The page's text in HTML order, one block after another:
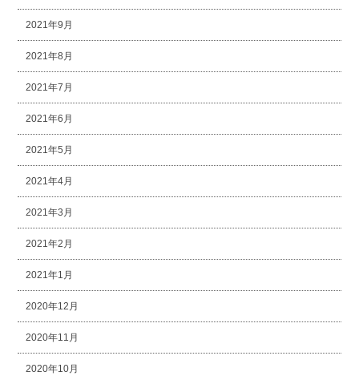
2021年9月
2021年8月
2021年7月
2021年6月
2021年5月
2021年4月
2021年3月
2021年2月
2021年1月
2020年12月
2020年11月
2020年10月